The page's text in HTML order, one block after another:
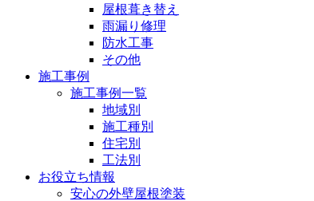
屋根葺き替え
雨漏り修理
防水工事
その他
施工事例
施工事例一覧
地域別
施工種別
住宅別
工法別
お役立ち情報
安心の外壁屋根塗装